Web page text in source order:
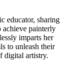
educator, sharing
achieve painterly
imparts her
to unleash their
digital artistry.